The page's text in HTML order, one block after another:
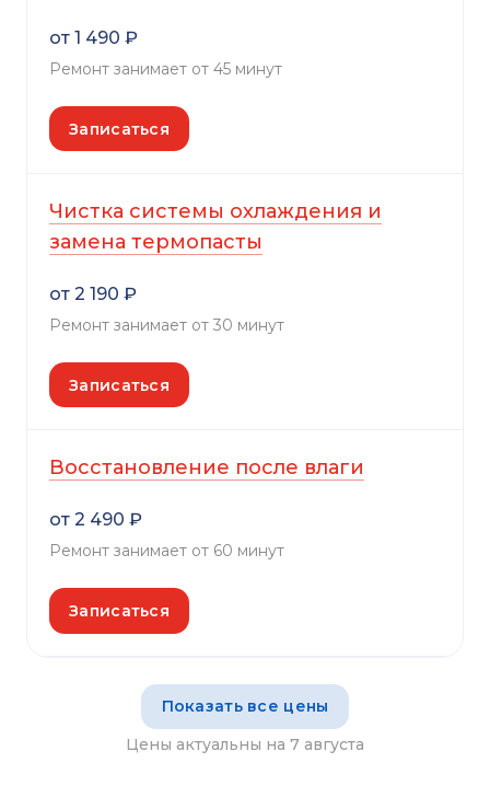
от 1 490 ₽
Ремонт занимает от 45 минут
Записаться
Чистка системы охлаждения и
замена термопасты
от 2 190 ₽
Ремонт занимает от 30 минут
Записаться
Восстановление после влаги
от 2 490 ₽
Ремонт занимает от 60 минут
Записаться
Показать все цены
Цены актуальны на 7 августа